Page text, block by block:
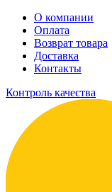
О компании
Оплата
Возврат товара
Доставка
Контакты
Контроль качества